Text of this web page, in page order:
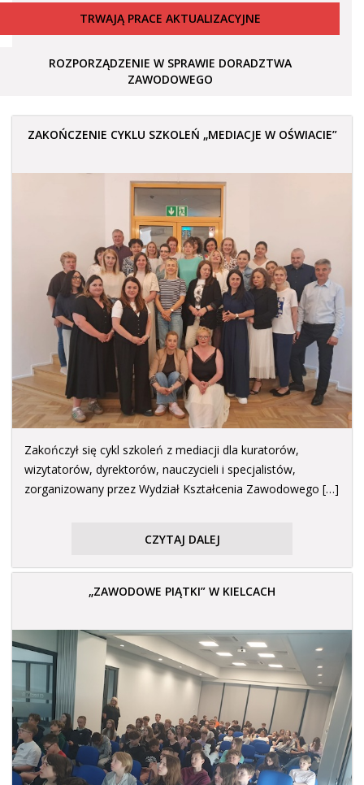
TRWAJĄ PRACE AKTUALIZACYJNE
ROZPORZĄDZENIE W SPRAWIE DORADZTWA
ZAWODOWEGO
ZAKOŃCZENIE CYKLU SZKOLEŃ „MEDIACJE W OŚWIACIE”
Zakończył się cykl szkoleń z mediacji dla kuratorów,
wizytatorów, dyrektorów, nauczycieli i specjalistów,
zorganizowany przez Wydział Kształcenia Zawodowego […]
CZYTAJ DALEJ
„ZAWODOWE PIĄTKI” W KIELCACH